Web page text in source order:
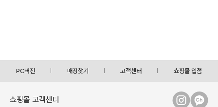
PC버전 매장찾기 고객센터 쇼핑몰 입점
쇼핑몰 고객센터